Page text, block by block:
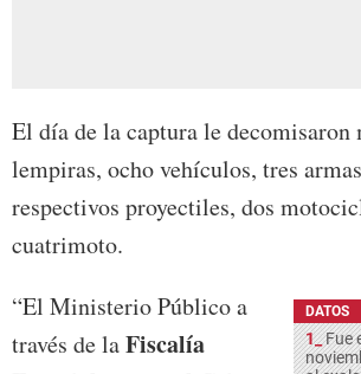
El día de la captura le decomisaron
lempiras, ocho vehículos, tres
respectivos proyectiles, dos
cuatrimoto.
DATOS
1_Fue
“El Ministerio Público a
través de laFiscalía